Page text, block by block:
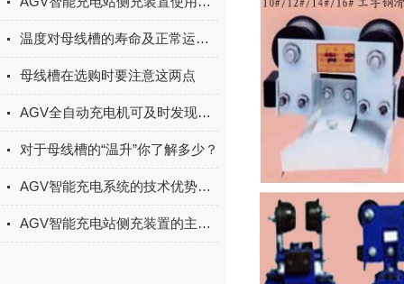
温度对母线槽的寿命及正常运作有哪些影响？
母线槽在选购时要注意这两点
AGV全自动充电机可及时发现电池的异常情况并进行处理
对于母线槽的“温升”你了解多少？
AGV智能充电系统的技术优势主要有这几点
AGV智能充电站侧充装置的主要组成部分与功能了解一下